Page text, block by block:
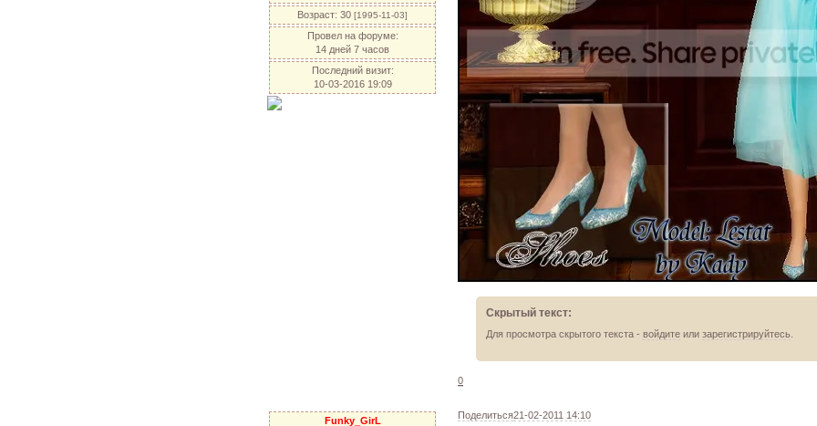
Возраст: 30 [1995-11-03]
Провел на форуме:
14 дней 7 часов
Последний визит:
10-03-2016 19:09
Скрытый текст:
Для просмотра скрытого текста - войдитеили зарегистрируйтесь.
0
Поделиться21-02-2011 14:10
Funky_GirL